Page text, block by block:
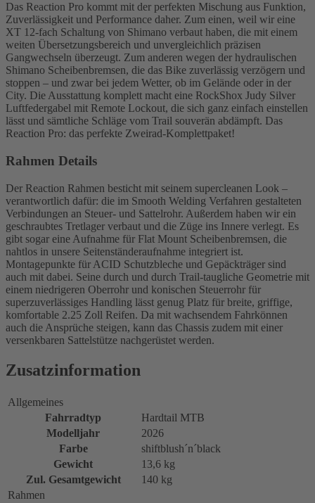
Das Reaction Pro kommt mit der perfekten Mischung aus Funktion,
Zuverlässigkeit und Performance daher. Zum einen, weil wir eine
XT 12-fach Schaltung von Shimano verbaut haben, die mit einem
weiten Übersetzungsbereich und unvergleichlich präzisen
Gangwechseln überzeugt. Zum anderen wegen der hydraulischen
Shimano Scheibenbremsen, die das Bike zuverlässig verzögern und
stoppen – und zwar bei jedem Wetter, ob im Gelände oder in der
City. Die Ausstattung komplett macht eine RockShox Judy Silver
Luftfedergabel mit Remote Lockout, die sich ganz einfach einstellen
lässt und sämtliche Schläge vom Trail souverän abdämpft. Das
Reaction Pro: das perfekte Zweirad-Komplettpaket!
Rahmen Details
Der Reaction Rahmen besticht mit seinem supercleanen Look –
verantwortlich dafür: die im Smooth Welding Verfahren gestalteten
Verbindungen an Steuer- und Sattelrohr. Außerdem haben wir ein
geschraubtes Tretlager verbaut und die Züge ins Innere verlegt. Es
gibt sogar eine Aufnahme für Flat Mount Scheibenbremsen, die
nahtlos in unsere Seitenständeraufnahme integriert ist.
Montagepunkte für ACID Schutzbleche und Gepäckträger sind
auch mit dabei. Seine durch und durch Trail-taugliche Geometrie mit
einem niedrigeren Oberrohr und konischen Steuerrohr für
superzuverlässiges Handling lässt genug Platz für breite, griffige,
komfortable 2.25 Zoll Reifen. Da mit wachsendem Fahrkönnen
auch die Ansprüche steigen, kann das Chassis zudem mit einer
versenkbaren Sattelstütze nachgerüstet werden.
Zusatzinformation
Allgemeines
Fahrradtyp
Hardtail MTB
Modelljahr
2026
Farbe
shiftblush´n´black
Gewicht
13,6 kg
Zul. Gesamtgewicht
140 kg
Rahmen